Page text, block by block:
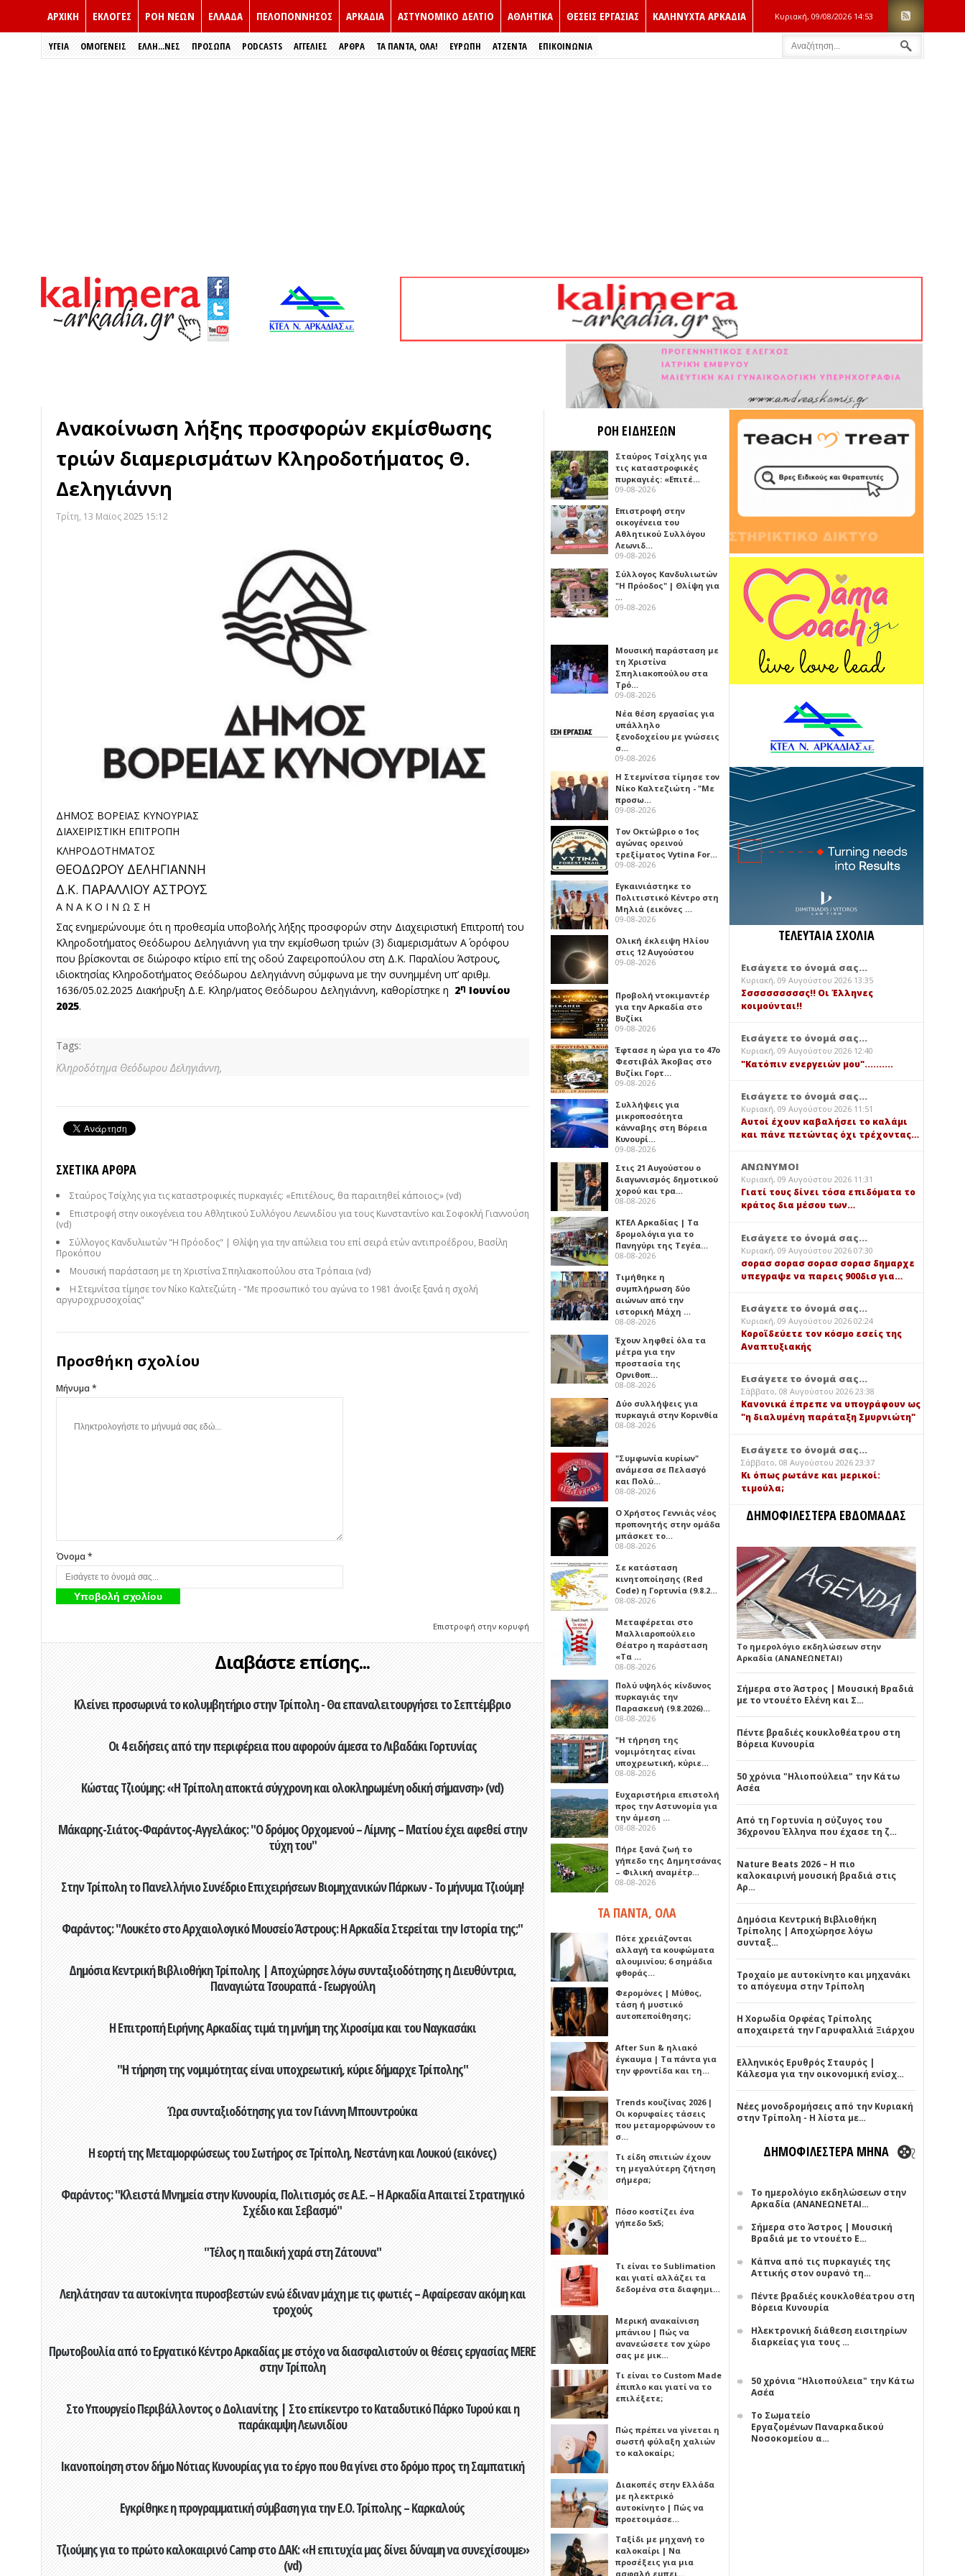
ΑΡΧΙΚΗ ΕΚΛΟΓΈΣ ΡΟΗ ΝΕΩΝ ΕΛΛΑΔΑ ΠΕΛΟΠΟΝΝΗΣΟΣ ΑΡΚΑΔΙΑ ΑΣΤΥΝΟΜΙΚΟ ΔΕΛΤΙΟ ΑΘΛΗΤΙΚΑ ΘΕΣΕΙΣ ΕΡΓΑΣΙΑΣ ΚΑΛΗΝΥΧΤΑ ΑΡΚΑΔΙΑ Κυριακή, 09/08/2026 14:53
ΥΓΕΙΑ ΟΜΟΓΕΝΕΙΣ ΈΛΛΗ...ΝΕΣ ΠΡΌΣΩΠΑ PODCASTS ΑΓΓΕΛΙΕΣ ΑΡΘΡΑ ΤΑ ΠΑΝΤΑ, ΟΛΑ! ΕΥΡΏΠΗ ΑΤΖΕΝΤΑ ΕΠΙΚΟΙΝΩΝΙΑ
Ανακοίνωση λήξης προσφορών εκμίσθωσης
τριών διαμερισμάτων Κληροδοτήματος Θ.
Δεληγιάννη
Τρίτη, 13 Μαϊος 2025 15:12
ΔΗΜΟΣ ΒΟΡΕΙΑΣ ΚΥΝΟΥΡΙΑΣ
ΔΙΑΧΕΙΡΙΣΤΙΚΗ ΕΠΙΤΡΟΠΗ
ΚΛΗΡΟΔΟΤΗΜΑΤΟΣ
ΘΕΟΔΩΡΟΥ ΔΕΛΗΓΙΑΝΝΗ
Δ.Κ. ΠΑΡΑΛΛΙΟΥ ΑΣΤΡΟΥΣ
Α Ν Α Κ Ο Ι Ν Ω Σ Η
Σας ενημερώνουμε ότι η προθεσμία υποβολής λήξης προσφορών στην Διαχειριστική Επιτροπή του
Κληροδοτήματος Θεόδωρου Δεληγιάννη για την εκμίσθωση τριών (3) διαμερισμάτων Α΄ ορόφου
που βρίσκονται σε διώροφο κτίριο επί της οδού Ζαφειροπούλου στη Δ.Κ. Παραλίου Άστρους,
ιδιοκτησίας Κληροδοτήματος Θεόδωρου Δεληγιάννη σύμφωνα με την συνημμένη υπ’ αριθμ.
1636/05.02.2025 Διακήρυξη Δ.Ε. Κληρ/ματος Θεόδωρου Δεληγιάννη, καθορίστηκε η 2η Ιουνίου
2025.
Tags:
Κληροδότημα Θεόδωρου Δεληγιάννη,
ΣΧΕΤΙΚΆ ΆΡΘΡΑ
Σταύρος Τσίχλης για τις καταστροφικές πυρκαγιές: «Επιτέλους, θα παραιτηθεί κάποιος;» (vd)
Επιστροφή στην οικογένεια του Αθλητικού Συλλόγου Λεωνιδίου για τους Κωνσταντίνο και Σοφοκλή Γιαννούση
(vd)
Σύλλογος Κανδυλιωτών "Η Πρόοδος" | Θλίψη για την απώλεια του επί σειρά ετών αντιπροέδρου, Βασίλη
Προκόπου
Μουσική παράσταση με τη Χριστίνα Σπηλιακοπούλου στα Τρόπαια (vd)
Η Στεμνίτσα τίμησε τον Νίκο Καλτεζιώτη - "Με προσωπικό του αγώνα το 1981 άνοιξε ξανά η σχολή
αργυροχρυσοχοΐας"
Προσθήκη σχολίου
Μήνυμα *
Όνομα *
Επιστροφή στην κορυφή
Διαβάστε επίσης...
Κλείνει προσωρινά το κολυμβητήριο στην Τρίπολη - Θα επαναλειτουργήσει το Σεπτέμβριο
Οι 4 ειδήσεις από την περιφέρεια που αφορούν άμεσα το Λιβαδάκι Γορτυνίας
Κώστας Τζιούμης: «Η Τρίπολη αποκτά σύγχρονη και ολοκληρωμένη οδική σήμανση» (vd)
Μάκαρης-Σιάτος-Φαράντος-Αγγελάκος: "Ο δρόμος Ορχομενού – Λίμνης – Ματίου έχει αφεθεί στην
τύχη του"
Στην Τρίπολη το Πανελλήνιο Συνέδριο Επιχειρήσεων Βιομηχανικών Πάρκων - Το μήνυμα Τζιούμη!
Φαράντος: "Λουκέτο στο Αρχαιολογικό Μουσείο Άστρους: Η Αρκαδία Στερείται την Ιστορία της;"
Δημόσια Κεντρική Βιβλιοθήκη Τρίπολης | Αποχώρησε λόγω συνταξιοδότησης η Διευθύντρια,
Παναγιώτα Τσουραπά - Γεωργούλη
Η Επιτροπή Ειρήνης Αρκαδίας τιμά τη μνήμη της Χιροσίμα και του Ναγκασάκι
"Η τήρηση της νομιμότητας είναι υποχρεωτική, κύριε δήμαρχε Τρίπολης"
Ώρα συνταξιοδότησης για τον Γιάννη Μπουντρούκα
Η εορτή της Μεταμορφώσεως του Σωτήρος σε Τρίπολη, Νεστάνη και Λουκού (εικόνες)
Φαράντος: "Κλειστά Μνημεία στην Κυνουρία, Πολιτισμός σε Α.Ε. – Η Αρκαδία Απαιτεί Στρατηγικό
Σχέδιο και Σεβασμό"
"Τέλος η παιδική χαρά στη Ζάτουνα"
Λεηλάτησαν τα αυτοκίνητα πυροσβεστών ενώ έδιναν μάχη με τις φωτιές – Αφαίρεσαν ακόμη και
τροχούς
Πρωτοβουλία από το Εργατικό Κέντρο Αρκαδίας με στόχο να διασφαλιστούν οι θέσεις εργασίας MERE
στην Τρίπολη
Στο Υπουργείο Περιβάλλοντος ο Δολιανίτης | Στο επίκεντρο το Καταδυτικό Πάρκο Τυρού και η
παράκαμψη Λεωνιδίου
Ικανοποίηση στον δήμο Νότιας Κυνουρίας για το έργο που θα γίνει στο δρόμο προς τη Σαμπατική
Εγκρίθηκε η προγραμματική σύμβαση για την Ε.Ο. Τρίπολης – Καρκαλούς
Τζιούμης για το πρώτο καλοκαιρινό Camp στο ΔΑΚ: «Η επιτυχία μας δίνει δύναμη να συνεχίσουμε»
(vd)
ΡΟΗ ΕΙΔΗΣΕΩΝ
Σταύρος Τσίχλης για
τις καταστροφικές
πυρκαγιές: «Επιτέ…
09-08-2026
Επιστροφή στην
οικογένεια του
Αθλητικού Συλλόγου
Λεωνιδ…
09-08-2026
Σύλλογος Κανδυλιωτών
"Η Πρόοδος" | Θλίψη για
…
09-08-2026
Μουσική παράσταση με
τη Χριστίνα
Σπηλιακοπούλου στα
Τρό…
09-08-2026
Νέα θέση εργασίας για
υπάλληλο
ξενοδοχείου με γνώσεις
σ…
09-08-2026
Η Στεμνίτσα τίμησε τον
Νίκο Καλτεζιώτη - "Με
προσω…
09-08-2026
Τον Οκτώβριο ο 1ος
αγώνας ορεινού
τρεξίματος Vytina For…
09-08-2026
Εγκαινιάστηκε το
Πολιτιστικό Κέντρο στη
Μηλιά (εικόνες …
09-08-2026
Ολική έκλειψη Ηλίου
στις 12 Αυγούστου
09-08-2026
Προβολή ντοκιμαντέρ
για την Αρκαδία στο
Βυζίκι
09-08-2026
Έφτασε η ώρα για το 47ο
Φεστιβάλ Άκοβας στο
Βυζίκι Γορτ…
09-08-2026
Συλλήψεις για
μικροποσότητα
κάνναβης στη Βόρεια
Κυνουρί…
09-08-2026
Στις 21 Αυγούστου ο
διαγωνισμός δημοτικού
χορού και τρα…
08-08-2026
ΚΤΕΛ Αρκαδίας | Τα
δρομολόγια για το
Πανηγύρι της Τεγέα…
08-08-2026
Τιμήθηκε η
συμπλήρωση δύο
αιώνων από την
ιστορική Μάχη …
08-08-2026
Έχουν ληφθεί όλα τα
μέτρα για την
προστασία της
Ορνιθοπ…
08-08-2026
Δύο συλλήψεις για
πυρκαγιά στην Κορινθία
08-08-2026
"Συμφωνία κυρίων"
ανάμεσα σε Πελασγό
και Πολύ…
08-08-2026
Ο Χρήστος Γεννιάς νέος
προπονητής στην ομάδα
μπάσκετ το…
08-08-2026
Σε κατάσταση
κινητοποίησης (Red
Code) η Γορτυνία (9.8.2…
08-08-2026
Μεταφέρεται στο
Μαλλιαροπούλειο
Θέατρο η παράσταση
«Τα …
08-08-2026
Πολύ υψηλός κίνδυνος
πυρκαγιάς την
Παρασκευή (9.8.2026)…
08-08-2026
"Η τήρηση της
νομιμότητας είναι
υποχρεωτική, κύριε…
08-08-2026
Ευχαριστήρια επιστολή
προς την Αστυνομία για
την άμεση …
08-08-2026
Πήρε ξανά ζωή το
γήπεδο της Δημητσάνας
– Φιλική αναμέτρ…
08-08-2026
ΤΑ ΠΑΝΤΑ, ΟΛΑ
Πότε χρειάζονται
αλλαγή τα κουφώματα
αλουμινίου; 6 σημάδια
φθοράς…
Φερομόνες | Μύθος,
τάση ή μυστικό
αυτοπεποίθησης;
After Sun & ηλιακό
έγκαυμα | Τα πάντα για
την φροντίδα και τη…
Trends κουζίνας 2026 |
Οι κορυφαίες τάσεις
που μεταμορφώνουν το
σ…
Τι είδη σπιτιών έχουν
τη μεγαλύτερη ζήτηση
σήμερα;
Πόσο κοστίζει ένα
γήπεδο 5x5;
Τι είναι το Sublimation
και γιατί αλλάζει τα
δεδομένα στα διαφημι…
Μερική ανακαίνιση
μπάνιου | Πώς να
ανανεώσετε τον χώρο
σας με μικ…
Τι είναι το Custom Made
έπιπλο και γιατί να το
επιλέξετε;
Πώς πρέπει να γίνεται η
σωστή φύλαξη χαλιών
το καλοκαίρι;
Διακοπές στην Ελλάδα
με ηλεκτρικό
αυτοκίνητο | Πώς να
προετοιμάσε…
Ταξίδι με μηχανή το
καλοκαίρι | Να
προσέξεις για μια
ασφαλή εμπει…
ΤΕΛΕΥΤΑΙΑ ΣΧΟΛΙΑ
Εισάγετε το όνομά σας...
Κυριακή, 09 Αυγούστου 2026 13:35
Σσσσσσσσσσς!! Οι Έλληνες
κοιμούνται!!
Εισάγετε το όνομά σας...
Κυριακή, 09 Αυγούστου 2026 12:40
"Κατόπιν ενεργειών μου"..........
Εισάγετε το όνομά σας...
Κυριακή, 09 Αυγούστου 2026 11:51
Αυτοί έχουν καβαλήσει το καλάμι
και πάνε πετώντας όχι τρέχοντας…
ΑΝΩΝΥΜΟΙ
Κυριακή, 09 Αυγούστου 2026 11:31
Γιατί τους δίνει τόσα επιδόματα το
κράτος δια μέσου των…
Εισάγετε το όνομά σας...
Κυριακή, 09 Αυγούστου 2026 07:30
σορασ σορασ σορασ σορασ δημαρχε
υπεγραψε να παρεις 900δισ για…
Εισάγετε το όνομά σας...
Κυριακή, 09 Αυγούστου 2026 02:24
Κοροϊδεύετε τον κόσμο εσείς της
Αναπτυξιακής
Εισάγετε το όνομά σας...
Σάββατο, 08 Αυγούστου 2026 23:38
Κανονικά έπρεπε να υπογράφουν ως
"η διαλυμένη παράταξη Σμυρνιώτη"
Εισάγετε το όνομά σας...
Σάββατο, 08 Αυγούστου 2026 23:37
Κι όπως ρωτάνε και μερικοί:
τιμούλα;
ΔΗΜΟΦΙΛΕΣΤΕΡΑ ΕΒΔΟΜΑΔΑΣ
Το ημερολόγιο εκδηλώσεων στην
Αρκαδία (ΑΝΑΝΕΩΝΕΤΑΙ)
Σήμερα στο Άστρος | Μουσική Βραδιά
με το ντουέτο Ελένη και Σ…
Πέντε βραδιές κουκλοθέατρου στη
Βόρεια Κυνουρία
50 χρόνια "Ηλιοπούλεια" την Κάτω
Ασέα
Από τη Γορτυνία η σύζυγος του
36χρονου Έλληνα που έχασε τη ζ…
Nature Beats 2026 – Η πιο
καλοκαιρινή μουσική βραδιά στις
Αρ…
Δημόσια Κεντρική Βιβλιοθήκη
Τρίπολης | Αποχώρησε λόγω
συνταξ…
Τροχαίο με αυτοκίνητο και μηχανάκι
το απόγευμα στην Τρίπολη
Η Χορωδία Ορφέας Τρίπολης
αποχαιρετά την Γαρυφαλλιά Ξιάρχου
Ελληνικός Ερυθρός Σταυρός |
Κάλεσμα για την οικονομική ενίσχ…
Νέες μονοδρομήσεις από την Κυριακή
στην Τρίπολη - Η λίστα με…
ΔΗΜΟΦΙΛΕΣΤΕΡΑ ΜΗΝΑ
Το ημερολόγιο εκδηλώσεων στην
Αρκαδία (ΑΝΑΝΕΩΝΕΤΑΙ…
Σήμερα στο Άστρος | Μουσική
Βραδιά με το ντουέτο Ε…
Κάπνα από τις πυρκαγιές της
Αττικής στον ουρανό τη…
Πέντε βραδιές κουκλοθέατρου στη
Βόρεια Κυνουρία
Ηλεκτρονική διάθεση εισιτηρίων
διαρκείας για τους …
50 χρόνια "Ηλιοπούλεια" την Κάτω
Ασέα
Το Σωματείο
Εργαζομένων Παναρκαδικού
Νοσοκομείου α…